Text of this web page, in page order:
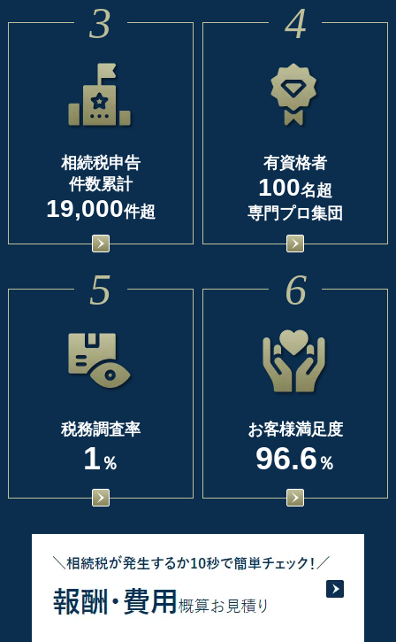
3
相続税申告
件数累計
19,000件超
4
有資格者
100名超
専門プロ集団
5
税務調査率
1 ％
6
お客様満足度
96.6 ％